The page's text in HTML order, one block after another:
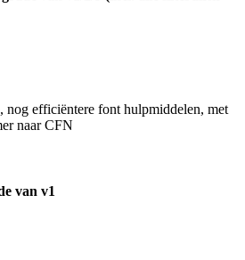
nog efficiëntere font hulpmiddelen, met
naar CFN
van v1